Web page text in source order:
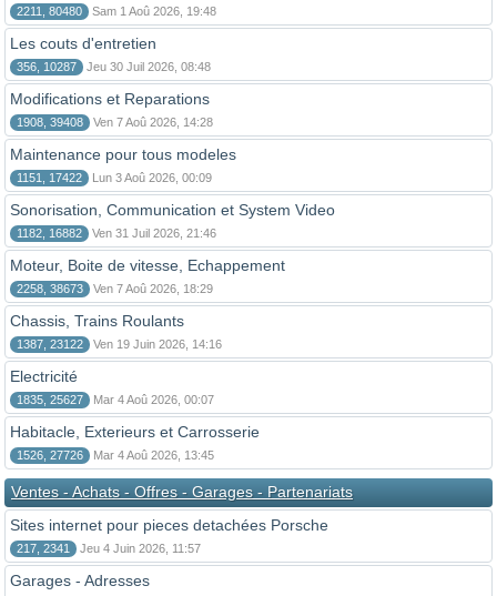
2211, 80480 Sam 1 Aoû 2026, 19:48
Les couts d'entretien
356, 10287 Jeu 30 Juil 2026, 08:48
Modifications et Reparations
1908, 39408 Ven 7 Aoû 2026, 14:28
Maintenance pour tous modeles
1151, 17422 Lun 3 Aoû 2026, 00:09
Sonorisation, Communication et System Video
1182, 16882 Ven 31 Juil 2026, 21:46
Moteur, Boite de vitesse, Echappement
2258, 38673 Ven 7 Aoû 2026, 18:29
Chassis, Trains Roulants
1387, 23122 Ven 19 Juin 2026, 14:16
Electricité
1835, 25627 Mar 4 Aoû 2026, 00:07
Habitacle, Exterieurs et Carrosserie
1526, 27726 Mar 4 Aoû 2026, 13:45
Ventes - Achats - Offres - Garages - Partenariats
Sites internet pour pieces detachées Porsche
217, 2341 Jeu 4 Juin 2026, 11:57
Garages - Adresses